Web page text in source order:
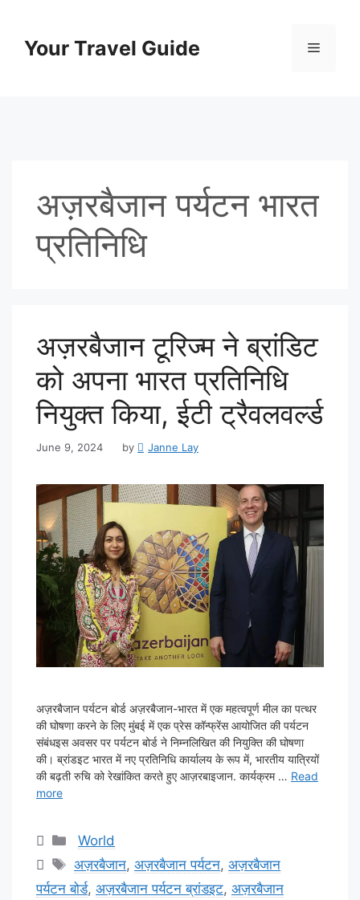
contentYour Travel Guide Menu
अज़रबैजान पर्यटन भारत
प्रतिनिधि
अज़रबैजान टूरिज्म ने ब्रांडिट
को अपना भारत प्रतिनिधि
नियुक्त किया, ईटी ट्रैवलवर्ल्ड
June 9, 2024 by Janne Lay
अज़रबैजान पर्यटन बोर्ड अज़रबैजान-भारत में एक महत्वपूर्ण मील का पत्थर
की घोषणा करने के लिए मुंबई में एक प्रेस कॉन्फ्रेंस आयोजित की पर्यटन
संबंधइस अवसर पर पर्यटन बोर्ड ने निम्नलिखित की नियुक्ति की घोषणा
की। ब्रांडइट भारत में नए प्रतिनिधि कार्यालय के रूप में, भारतीय यात्रियों
की बढ़ती रुचि को रेखांकित करते हुए आज़रबाइजान. कार्यक्रम … Read
more
Categories
World
Tags
अज़रबैजान,अज़रबैजान पर्यटन,अज़रबैजान
पर्यटन बोर्ड, अज़रबैजान पर्यटन ब्रांडइट, अज़रबैजान